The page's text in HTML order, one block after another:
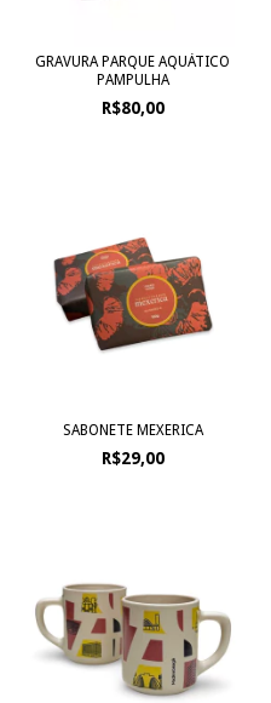
GRAVURA PARQUE AQUÁTICO
PAMPULHA
R$80,00
SABONETE MEXERICA
R$29,00